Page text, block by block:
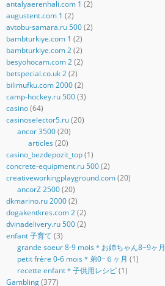
antalyaerenhali.com 1 (2)
augustent.com 1 (2)
avtobu-samara.ru 500(2)
bambturkiye.com 1 (2)
bambturkiye.com 2(2)
besyohocam.com 2(2)
betspecial.co.uk 2(2)
bilimufku.com 2000(2)
camp-hockey.ru 500(3)
casino(64)
casinoselector5.ru(20)
ancor 3500(20)
articles (20)
casino_bezdepozit_top(1)
concrete-equipment.ru 500(2)
creativeworkingplayground.com(20)
ancorZ 2500(20)
dkmarino.ru 2000(2)
dogakentkres.com 2(2)
dvinadelivery.ru 500(2)
enfant 子育て (3)
grande soeur 8-9 mois＊お姉ちゃん8−9ヶ月
petit frère 0-6 mois＊弟0−６ヶ月 (1)
recette enfant＊子供用レシピ(1)
Gambling(377)